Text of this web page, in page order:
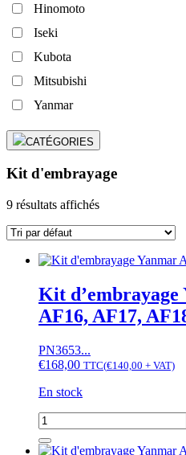
Hinomoto
Iseki
Kubota
Mitsubishi
Yanmar
CATÉGORIES
Kit d'embrayage
9 résultats affichés
Kit d’embrayage
AF16, AF17,
PN3653...
€168,00 TTC(€140,00 + VAT)
En stock
quantité
de
Kit